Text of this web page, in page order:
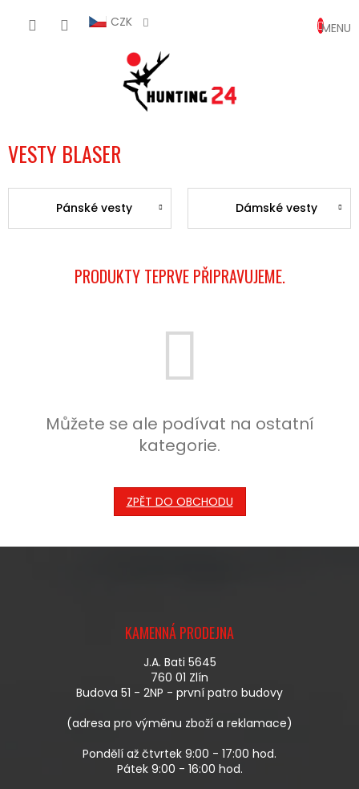
CZK
KOŠÍK
VESTY BLASER
Pánské vesty Dámské vesty
PRODUKTY TEPRVE PŘIPRAVUJEME.
Můžete se ale podívat na ostatní
kategorie.
ZPĚT DO OBCHODU
KAMENNÁ PRODEJNA
J.A. Bati 5645
760 01 Zlín
Budova 51 - 2NP - první patro budovy
(adresa pro výměnu zboží a reklamace)
Pondělí až čtvrtek 9:00 - 17:00 hod.
Pátek 9:00 - 16:00 hod.